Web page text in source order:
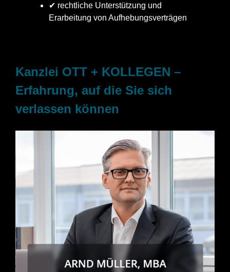
✔ rechtliche Unterstützung und
Erarbeitung von Aufhebungsverträgen
Kanzlei OTT + KOLLEGEN –
Erfahrung, auf die Sie sich
verlassen können